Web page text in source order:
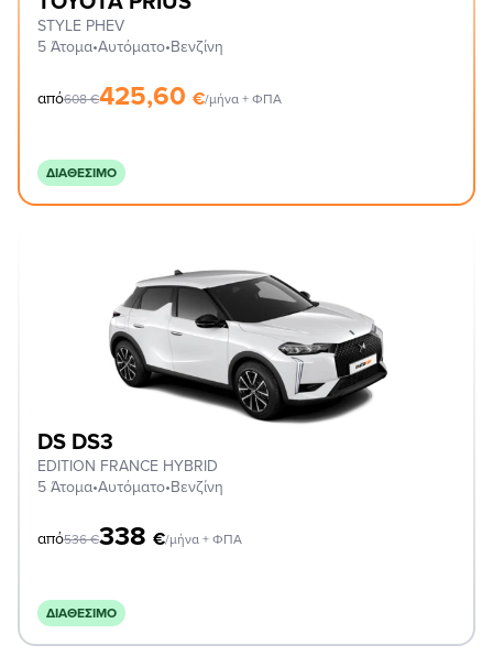
STYLE PHEV
5 Άτομα•Αυτόματο•Βενζίνη
από608€425,60 €/μήνα + ΦΠΑ
ΔΙΑΘΈΣΙΜΟ
DS DS3
EDITION FRANCE HYBRID
5 Άτομα•Αυτόματο•Βενζίνη
από536€338 €/μήνα + ΦΠΑ
ΔΙΑΘΈΣΙΜΟ